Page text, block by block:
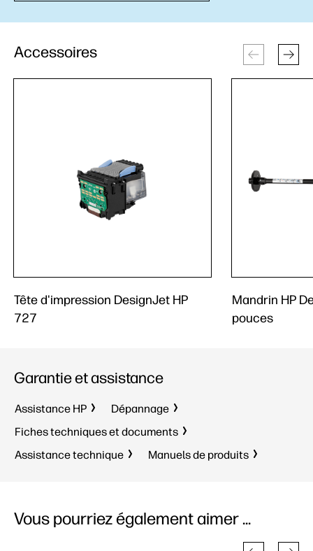
Accessoires
Tête d'impression DesignJet HP
727
Mandrin HP
pouces
Garantie et assistance
Assistance HP
Dépannage
Fiches techniques et documents
Assistance technique
Manuels de produits
Vous pourriez également aimer ...